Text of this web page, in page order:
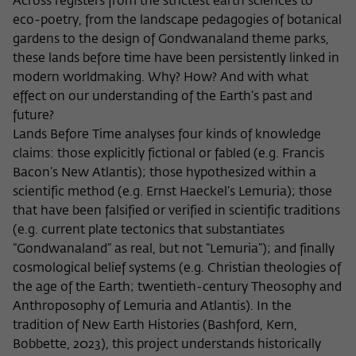
eco-poetry, from the landscape pedagogies of botanical
gardens to the design of Gondwanaland theme parks,
these lands before time have been persistently linked in
modern worldmaking. Why? How? And with what
effect on our understanding of the Earth’s past and
future?
Lands Before Time analyses four kinds of knowledge
claims: those explicitly fictional or fabled (e.g. Francis
Bacon’s New Atlantis); those hypothesized within a
scientific method (e.g. Ernst Haeckel’s Lemuria); those
that have been falsified or verified in scientific traditions
(e.g. current plate tectonics that substantiates
“Gondwanaland” as real, but not “Lemuria”); and finally
cosmological belief systems (e.g. Christian theologies of
the age of the Earth; twentieth-century Theosophy and
Anthroposophy of Lemuria and Atlantis). In the
tradition of New Earth Histories (Bashford, Kern,
Bobbette, 2023), this project understands historically
Zweck
der/die Besucher:in durch eine Verlinkung
auf wiko-berlin.de weitergeleitet wurde.
Name _pk_ses
Anbieter
Laufzeit 30 Minuten
Zweck
Dieses kurzlebige Cookie wird dazu
verwendet, vorübergehend Daten über
den aktuellen Aufenthalt des Besuchs auf
der Webseite des Wissenschaftskollegs
zu speichern.
können